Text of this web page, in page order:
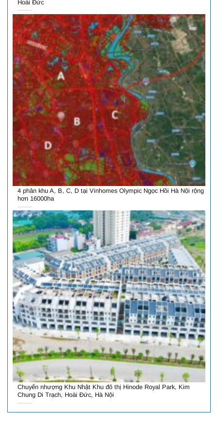
Hoài Đức
4 phân khu A, B, C, D tại Vinhomes Olympic Ngọc Hồi Hà Nội rộng
hơn 16000ha
Chuyển nhượng Khu Nhật Khu đô thị Hinode Royal Park, Kim
Chung Di Trạch, Hoài Đức, Hà Nội